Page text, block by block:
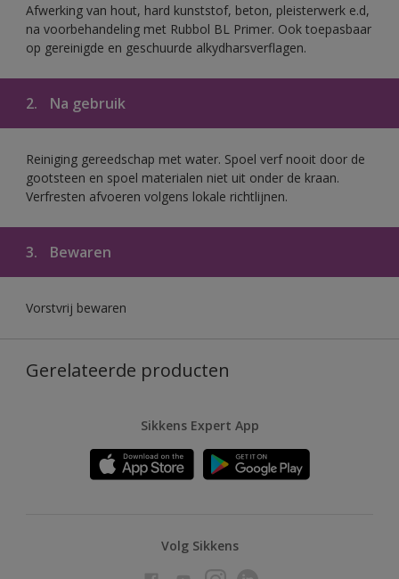
Afwerking van hout, hard kunststof, beton, pleisterwerk e.d,
na voorbehandeling met Rubbol BL Primer. Ook toepasbaar
op gereinigde en geschuurde alkydharsverflagen.
2. Na gebruik
Reiniging gereedschap met water. Spoel verf nooit door de
gootsteen en spoel materialen niet uit onder de kraan.
Verfresten afvoeren volgens lokale richtlijnen.
3. Bewaren
Vorstvrij bewaren
Gerelateerde producten
Sikkens Expert App
Volg Sikkens